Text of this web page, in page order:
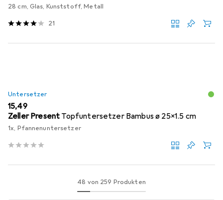
28 cm, Glas, Kunststoff, Metall
21
Untersetzer
EUR
15,49
Zeller Present Topfuntersetzer Bambus ø 25x1.5 cm
1x, Pfannenuntersetzer
48 von 259 Produkten